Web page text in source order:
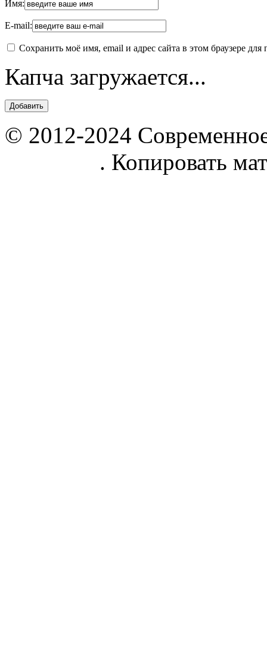
Имя:
E-mail:
Сохранить моё имя, email и адрес сайта в этом браузере
Капча загружается...
© 2012-2024
. Копировать